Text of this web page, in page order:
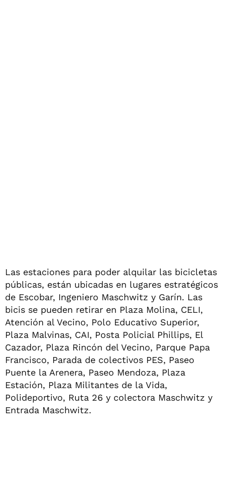
Las estaciones para poder alquilar las bicicletas
públicas, están ubicadas en lugares estratégicos
de Escobar, Ingeniero Maschwitz y Garín. Las
bicis se pueden retirar en Plaza Molina, CELI,
Atención al Vecino, Polo Educativo Superior,
Plaza Malvinas, CAI, Posta Policial Phillips, El
Cazador, Plaza Rincón del Vecino, Parque Papa
Francisco, Parada de colectivos PES, Paseo
Puente la Arenera, Paseo Mendoza, Plaza
Estación, Plaza Militantes de la Vida,
Polideportivo, Ruta 26 y colectora Maschwitz y
Entrada Maschwitz.